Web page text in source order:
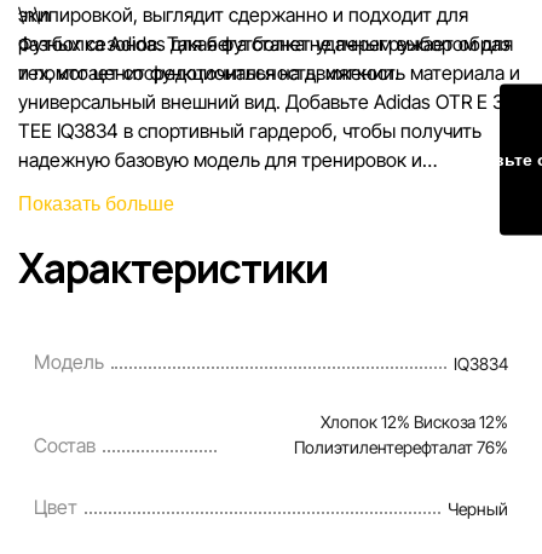
экипировкой, выглядит сдержанно и подходит для
разных сезонов. Такая футболка не перегружает образ
и помогает сосредоточиться на движении.
\n\n
Футболка Adidas для бега станет удачным выбором для
тех, кто ценит функциональность, мягкость материала и
универсальный внешний вид. Добавьте Adidas OTR E 3S
TEE IQ3834 в спортивный гардероб, чтобы получить
надежную базовую модель для тренировок и
Показать больше
Характеристики
Модель IQ3834
Состав
Хлопок 12% Вискоза 12%
Полиэтилентерефталат 76%
Цвет Черный
Оставьте